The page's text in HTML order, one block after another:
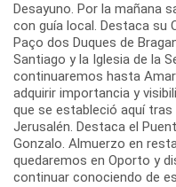
Desayuno. Por la mañana
con guía local. Destaca su
Paço dos Duques de
Santiago y la Iglesia de la
continuaremos hasta
adquirir importancia y
que se estableció aquí
Jerusalén. Destaca el
Gonzalo. Almuerzo en
quedaremos en Oporto y
continuar conociendo de